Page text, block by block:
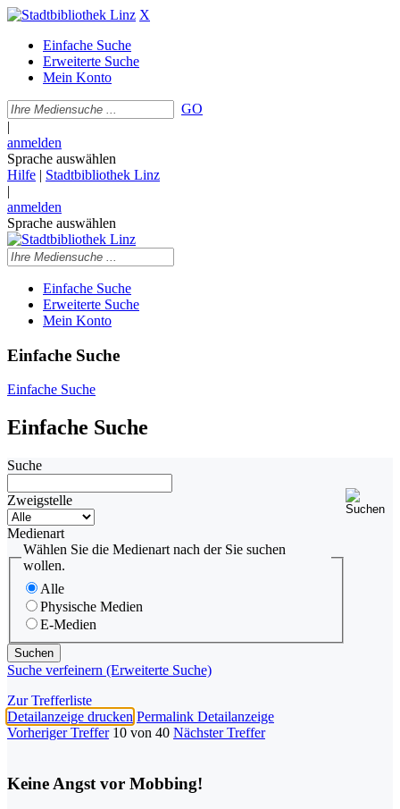
X
Einfache Suche
Erweiterte Suche
Mein Konto
GO
|
anmelden
Sprache auswählen
Hilfe | Stadtbibliothek Linz
|
anmelden
Sprache auswählen
Einfache Suche
Erweiterte Suche
Mein Konto
Einfache Suche
Einfache Suche
Einfache Suche
Suche
Zweigstelle
Medienart
Wählen Sie die Medienart nach der Sie suchen
wollen.
Alle
Physische Medien
E-Medien
Suche verfeinern (Erweiterte Suche)
Zur Trefferliste
Detailanzeige drucken Permalink Detailanzeige
Vorheriger Treffer 10 von 40 Nächster Treffer
Keine Angst vor Mobbing!